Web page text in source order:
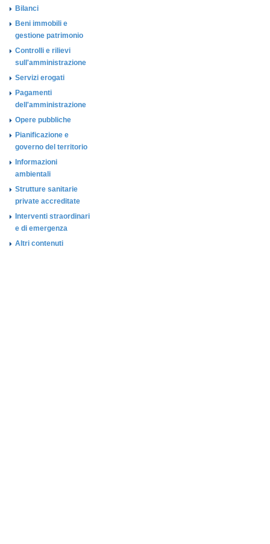
Bilanci
Beni immobili e
gestione patrimonio
Controlli e rilievi
sull'amministrazione
Servizi erogati
Pagamenti
dell'amministrazione
Opere pubbliche
Pianificazione e
governo del territorio
Informazioni
ambientali
Strutture sanitarie
private accreditate
Interventi straordinari
e di emergenza
Altri contenuti